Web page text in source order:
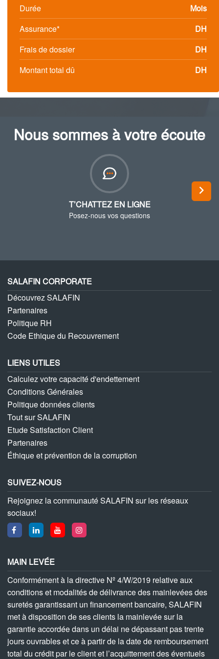
Durée
Mois
Assurance*
DH
Frais de dossier
DH
Montant total dû
DH
Nous sommes à votre écoute
T’CHATTEZ EN LIGNE
Posez-nous vos questions
Next
SALAFIN CORPORATE
Découvrez SALAFIN
Partenaires
Politique RH
Code Ethique du Recouvrement
LIENS UTILES
Calculez votre capacité d'endettement
Conditions Générales
Politique données clients
Tout sur SALAFIN
Etude Satisfaction Client
Partenaires
Éthique et prévention de la corruption
SUIVEZ-NOUS
Rejoignez la communauté SALAFIN sur les réseaux
sociaux!
MAIN LEVÉE
Conformément à la directive Nº 4/W/2019 relative aux
conditions et modalités de délivrance des mainlevées des
suretés garantissant un financement bancaire, SALAFIN
met à disposition de ses clients la mainlevée sur la
garantie accordée dans un délai ne dépassant pas trente
jours ouvrables et ce à partir de la date de remboursement
total du crédit par le client et l’acquittement des éventuels